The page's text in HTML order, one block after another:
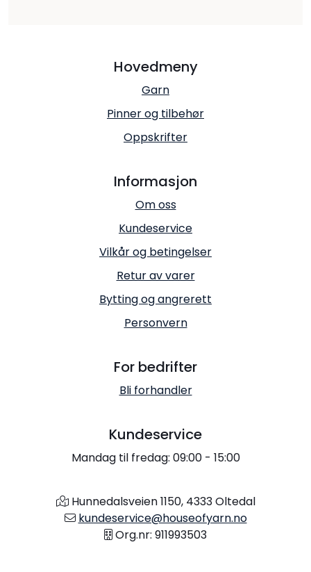
Hovedmeny
Garn
Pinner og tilbehør
Oppskrifter
Informasjon
Om oss
Kundeservice
Vilkår og betingelser
Retur av varer
Bytting og angrerett
Personvern
For bedrifter
Bli forhandler
Kundeservice
Mandag til fredag: 09:00 - 15:00
Hunnedalsveien 1150, 4333 Oltedal
kundeservice@houseofyarn.no
Org.nr: 911993503